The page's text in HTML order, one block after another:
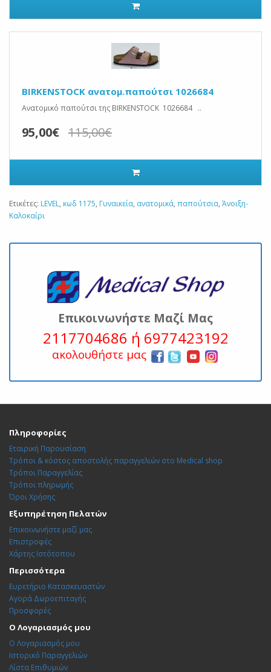
BIRKENSTOCK ανατομ.παπούτσι 1026684
Ανατομικό παπούτσι της BIRKENSTOCK 1026684 ..
95,00€ 115,00€
Ετικέτες: LEVEL, κωδ 1175, Γυναικεία, ανατομικά, παπούτσια, Άνοιξη-
Καλοκαίρι
Επικοινωνήστε Μαζί Μας
2117704686 ή 6977423192
ακολουθήστε μας
Πληροφορίες
Εταιρική Παρουσίαση
Τρόποι & κόστος αποστολής παραγγελιών στο Medical shop
Τρόποι Παραγγελίας
Τρόποι πληρωμής
Όροι Χρήσης
Εξυπηρέτηση Πελατών
Επικοινωνήστε μαζί μας
Επιστροφές
Χάρτης Ιστότοπου
Περισσότερα
Ευρετήριο Κατασκευαστών
Αγορά Δωροεπιταγής
Προσφορές
Ο Λογαριασμός μου
Ο Λογαριασμός μου
Ιστορικό Παραγγελιών
Λίστα Επιθυμιών